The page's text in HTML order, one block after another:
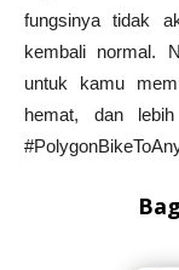
fungsinya tidak
kembali normal.
untuk kamu
hemat, dan